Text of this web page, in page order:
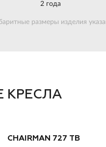
2 года
размеры изделия
КРЕСЛА
CHAIRMAN 727 ТВ